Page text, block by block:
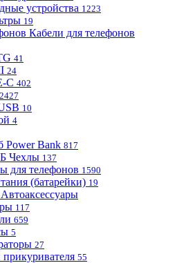
устройства 1223
19
Кабели для телефонов
41
24
C 402
2427
10
4
Bank 817
Чехлы 137
для телефонов 1590
(батарейки) 19
Автоаксессуары
117
659
5
27
прикуривателя 55